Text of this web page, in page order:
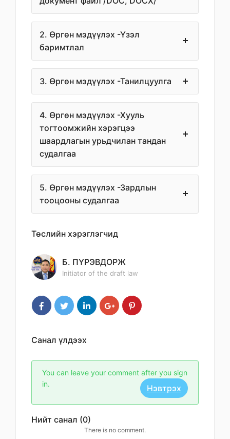
2. Өргөн мэдүүлэх -Үзэл
баримтлал
3. Өргөн мэдүүлэх -Танилцуулга
4. Өргөн мэдүүлэх -Хууль
тогтоомжийн хэрэгцээ
шаардлагын урьдчилан тандан
судалгаа
5. Өргөн мэдүүлэх -Зардлын
тооцооны судалгаа
Төслийн хэрэглэгчид
Б. ПҮРЭВДОРЖ
Initiator of the draft law
Санал үлдээх
You can leave your comment after you sign
in.
Нэвтрэх
Нийт санал (0)
There is no comment.